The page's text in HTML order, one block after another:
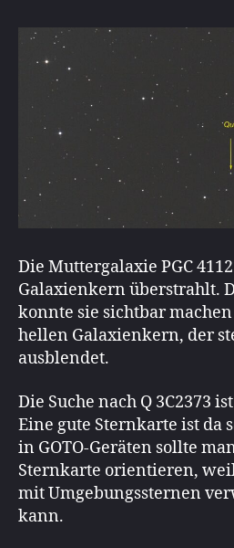
Die Muttergalaxie PGC
Galaxienkern überstrahlt.
konnte sie sichtbar
hellen Galaxienkern, der
ausblendet.
Die Suche nach Q 3C2373
Eine gute Sternkarte ist da
in GOTO-Geräten sollte
Sternkarte orientieren,
mit Umgebungssternen
kann.